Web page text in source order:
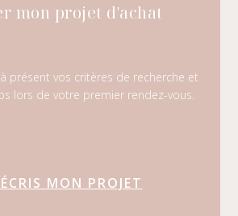
mon projet d'achat
présent vos critères de recherche et
lors de votre premier rendez-vous.
MON PROJET